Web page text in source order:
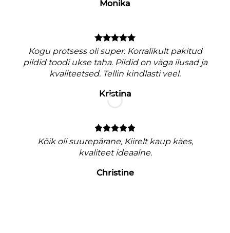
Monika
Kogu protsess oli super. Korralikult pakitud
pildid toodi ukse taha. Pildid on väga ilusad ja
kvaliteetsed. Tellin kindlasti veel.
Kristina
Kõik oli suurepärane, Kiirelt kaup käes,
kvaliteet ideaalne.
Christine